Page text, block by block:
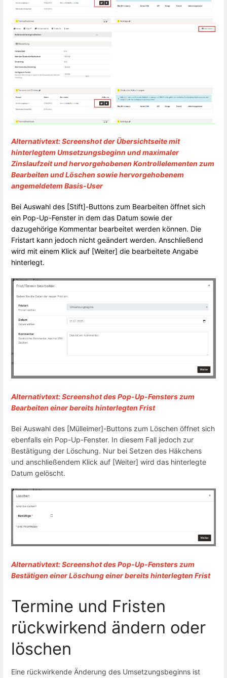
Alternativtext: Screenshot der Übersichtseite mit
hinterlegtem Umsetzungsbeginn und maximaler
Zinslaufzeit und hervorgehobenen Kontrollelementen zum
Bearbeiten und Löschen sowie hervorgehobenem
angemeldetem Basis-User
Bei Auswahl des [Stift]-Buttons zum Bearbeiten öffnet sich
ein Pop-Up-Fenster in dem das Datum sowie der
dazugehörige Kommentar bearbeitet werden können. Die
Fristart kann jedoch nicht geändert werden. Anschließend
wird mit einem Klick auf [Weiter] die bearbeitete Angabe
hinterlegt.
Alternativtext: Screenshot des Pop-Up-Fensters zum
Bearbeiten einer bereits hinterlegten Frist
Bei Auswahl des [Mülleimer]-Buttons zum Löschen öffnet sich
ebenfalls ein Pop-Up-Fenster. In diesem Fall jedoch zur
Bestätigung der Löschung. Nur bei Setzen des Häkchens
und anschließendem Klick auf [Weiter] wird das hinterlegte
Datum gelöscht.
Alternativtext: Screenshot des Pop-Up-Fensters zum
Bestätigen einer Löschung einer bereits hinterlegten Frist
Termine und Fristen
rückwirkend ändern oder
löschen
Eine rückwirkende Änderung des Umsetzungsbeginns ist